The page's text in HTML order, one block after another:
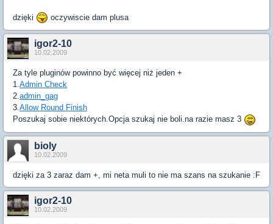
dzięki oczywiscie dam plusa
igor2-10
10.02.2009
Za tyle pluginów powinno być więcej niż jeden +
1.Admin Check
2.admin_gag
3.Allow Round Finish
Poszukaj sobie niektórych.Opcja szukaj nie boli.na razie masz 3
bioly
10.02.2009
dzięki za 3 zaraz dam +, mi neta muli to nie ma szans na szukanie :F
igor2-10
10.02.2009